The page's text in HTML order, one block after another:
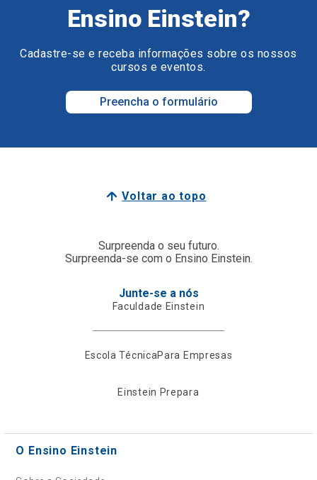
Ensino Einstein?
Cadastre-se e receba informações sobre os nossos
cursos e eventos.
Preencha o formulário
Voltar ao topo
Surpreenda o seu futuro.
Surpreenda-se com o Ensino Einstein.
Junte-se a nós
Faculdade Einstein
Escola TécnicaPara Empresas
Einstein Prepara
O Ensino Einstein